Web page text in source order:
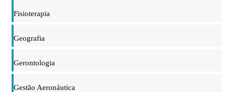
Fisioterapia
Geografia
Gerontologia
Gestão Aeronáutica